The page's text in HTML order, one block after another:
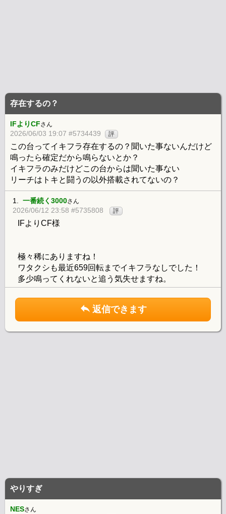
存在するの？
IFよりCFさん
2026/06/03 19:07 #5734439 評
この台ってイキフラ存在するの？聞いた事ないんだけど
鳴ったら確定だから鳴らないとか？
イキフラのみだけどこの台からは聞いた事ない
リーチはトキと闘うの以外搭載されてないの？
1. 一番続く3000さん
2026/06/12 23:58 #5735808 評
IFよりCF様
極々稀にありますね！
ワタクシも最近659回転までイキフラなしでした！
多少鳴ってくれないと追う気失せますね。
返信できます
やりすぎ
NESさん